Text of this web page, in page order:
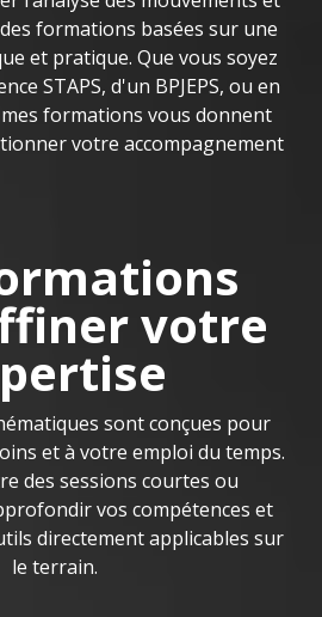
formations basées sur une
et pratique. Que vous soyez
STAPS, d'un BPJEPS, ou en
mes formations vous donnent
votre accompagnement
votre
sont conçues pour
et à votre emploi du temps.
des sessions courtes ou
vos compétences et
directement applicables sur
le terrain.